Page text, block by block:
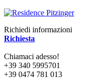
Richiedi informazioni
Richiesta
Chiamaci adesso!
+39 340 5995701
+39 0474 781 013